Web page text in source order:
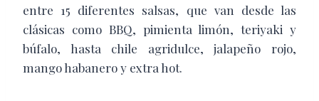
entre 15 diferentes salsas, que van desde las
clásicas como BBQ, pimienta limón, teriyaki y
búfalo, hasta chile agridulce, jalapeño rojo,
mango habanero y extra hot.